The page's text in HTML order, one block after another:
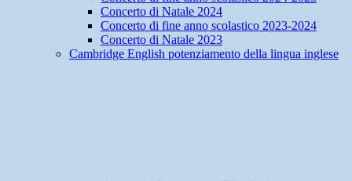
Concerto di Natale 2024
Concerto di fine anno scolastico 2023-2024
Concerto di Natale 2023
Cambridge English potenziamento della lingua inglese